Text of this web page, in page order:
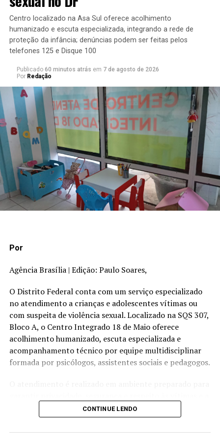
serão fornecidas a terceiros somente por meio de ordem
judicial. Em suma, o Ministério Público quer ter maior
acesso a esses dados.
O julgamento da ADI começou em 2021, no plenário
(mais tempo de análise) feito pelo ministro Alexandre de
Moraes, do Supremo Tribunal Federal. Desde então, o
caso entrou e saiu da pauta do plenário diversas vezes,
sem nunca ser chamado a julgamento.
Edição: Kleber Sampaio
ebc
CLDF é iluminada de lilás para conscientizar sobre o
NÃO PERCA
paternidade ativa!
Centro localizado na Asa Sul oferece acolhimento
humanizado e escuta especializada, integrando a rede de
proteção da infância; denúncias podem ser feitas pelos
telefones 125 e Disque 100
Publicado 60 minutos atrás em 7 de agosto de 2026
Por Redação
Por
Agência Brasília | Edição: Paulo Soares,
O Distrito Federal conta com um serviço especializado
no atendimento a crianças e adolescentes vítimas ou
com suspeita de violência sexual. Localizado na SQS 307,
Bloco A, o Centro Integrado 18 de Maio oferece
acolhimento humanizado, escuta especializada e
acompanhamento técnico por equipe multidisciplinar
formada por psicólogos, assistentes sociais e pedagogos.
seus familiares. Um dos principais diferenciais do serviço
é a escuta especializada, procedimento previsto na Lei
nº 13.431/2017, que busca evitar a revitimização de
CONTINUE LENDO